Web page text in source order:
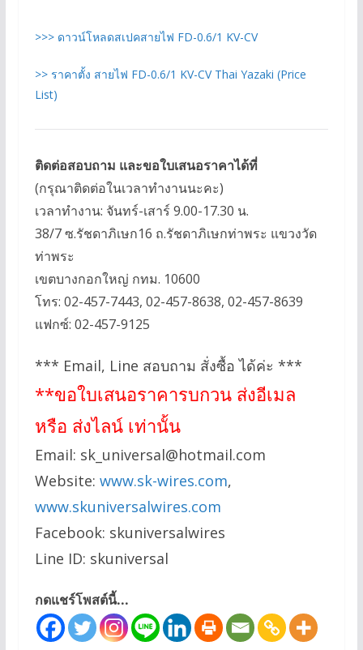
>>> ดาวน์โหลดสเปคสายไฟ FD-0.6/1 KV-CV
>> ราคาตั้ง สายไฟ FD-0.6/1 KV-CV Thai Yazaki (Price
List)
ติดต่อสอบถาม และขอใบเสนอราคาได้ที่
(กรุณาติดต่อในเวลาทำงานนะคะ)
เวลาทำงาน: จันทร์-เสาร์ 9.00-17.30 น.
38/7 ซ.รัชดาภิเษก16 ถ.รัชดาภิเษกท่าพระ แขวงวัด
ท่าพระ
เขตบางกอกใหญ่ กทม. 10600
โทร: 02-457-7443, 02-457-8638, 02-457-8639
แฟกซ์: 02-457-9125
*** Email, Line สอบถาม สั่งซื้อ ได้ค่ะ ***
**ขอใบเสนอราคารบกวน ส่งอีเมล
หรือ ส่งไลน์ เท่านั้น
Email: sk_universal@hotmail.com
Website: www.sk-wires.com,
www.skuniversalwires.com
Facebook: skuniversalwires
Line ID: skuniversal
กดแชร์โพสต์นี้...